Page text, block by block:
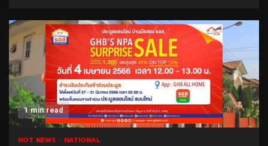
1 min read
HOT NEWS NATIONAL